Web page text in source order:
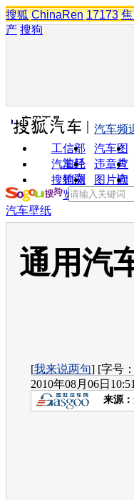
搜狐 ChinaRen 17173
产 搜狗
实用工具
工信部
油耗
汽车图
片
汽车经
销商
违章查
询
搜狗浏
览器
图片欣
赏
汽车频
汽车壁纸
通用汽
[我来说两句] [字号：
2010年08月06日10:51
来源：